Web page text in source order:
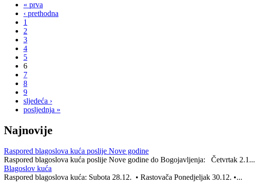
« prva
‹ prethodna
1
2
3
4
5
6
7
8
9
sljedeća ›
posljednja »
Najnovije
Raspored blagoslova kuća poslije Nove godine
Raspored blagoslova kuća poslije Nove godine do Bogojavljenja: Četvrtak 2.1...
Blagoslov kuća
Raspored blagoslova kuća: Subota 28.12. • Rastovača Ponedjeljak 30.12. •...